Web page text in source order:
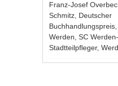
Franz-Josef
Schmitz Deutscher
Buchhandlungspreis
Werden ,SC
Stadtteilpfleger,